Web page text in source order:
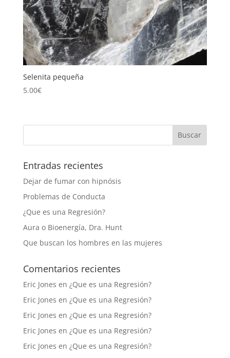
Selenita pequeña
5.00€
Entradas recientes
Dejar de fumar con hipnósis
Problemas de Conducta
¿Que es una Regresión?
Aura o Bioenergía, Dra. Hunt
Que buscan los hombres en las mujeres
Comentarios recientes
Eric Jones en ¿Que es una Regresión?
Eric Jones en ¿Que es una Regresión?
Eric Jones en ¿Que es una Regresión?
Eric Jones en ¿Que es una Regresión?
Eric Jones en ¿Que es una Regresión?